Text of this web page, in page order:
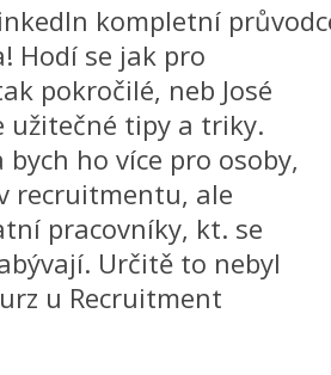
kompletní
Hodí se jak pro
pokročilé, neb José
užitečné tipy a triky.
bych ho více pro osoby,
recruitmentu, ale
pracovníky, kt. se
Určitě to nebyl
u Recruitment